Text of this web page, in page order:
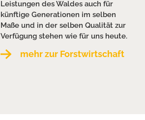
Leistungen des Waldes auch für
künftige Generationen im selben
Maße und in der selben Qualität zur
Verfügung stehen wie für uns heute.
mehr zur Forstwirtschaft